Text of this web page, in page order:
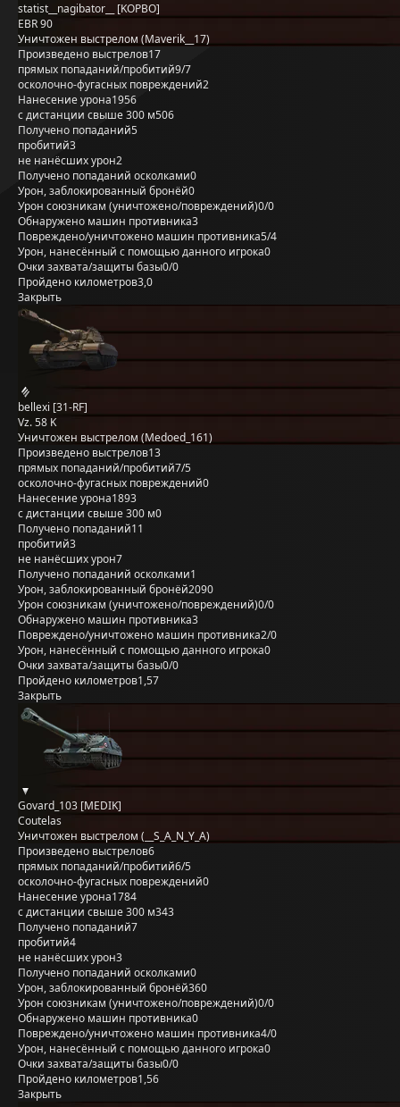
statist__nagibator__ [KOPBO]
EBR 90
Уничтожен выстрелом (Maverik__17)
Произведено выстрелов17
прямых попаданий/пробитий9/7
осколочно-фугасных повреждений2
Нанесение урона1956
с дистанции свыше 300 м506
Получено попаданий5
пробитий3
не нанёсших урон2
Получено попаданий осколками0
Урон, заблокированный бронёй0
Урон союзникам (уничтожено/повреждений)0/0
Обнаружено машин противника3
Повреждено/уничтожено машин противника5/4
Урон, нанесённый с помощью данного игрока0
Очки захвата/защиты базы0/0
Пройдено километров3,0
Закрыть
bellexi [31-RF]
Vz. 58 K
Уничтожен выстрелом (Medoed_161)
Произведено выстрелов13
прямых попаданий/пробитий7/5
осколочно-фугасных повреждений0
Нанесение урона1893
с дистанции свыше 300 м0
Получено попаданий11
пробитий3
не нанёсших урон7
Получено попаданий осколками1
Урон, заблокированный бронёй2090
Урон союзникам (уничтожено/повреждений)0/0
Обнаружено машин противника3
Повреждено/уничтожено машин противника2/0
Урон, нанесённый с помощью данного игрока0
Очки захвата/защиты базы0/0
Пройдено километров1,57
Закрыть
Govard_103 [MEDIK]
Coutelas
Уничтожен выстрелом (__S_A_N_Y_A)
Произведено выстрелов6
прямых попаданий/пробитий6/5
осколочно-фугасных повреждений0
Нанесение урона1784
с дистанции свыше 300 м343
Получено попаданий7
пробитий4
не нанёсших урон3
Получено попаданий осколками0
Урон, заблокированный бронёй360
Урон союзникам (уничтожено/повреждений)0/0
Обнаружено машин противника0
Повреждено/уничтожено машин противника4/0
Урон, нанесённый с помощью данного игрока0
Очки захвата/защиты базы0/0
Пройдено километров1,56
Закрыть